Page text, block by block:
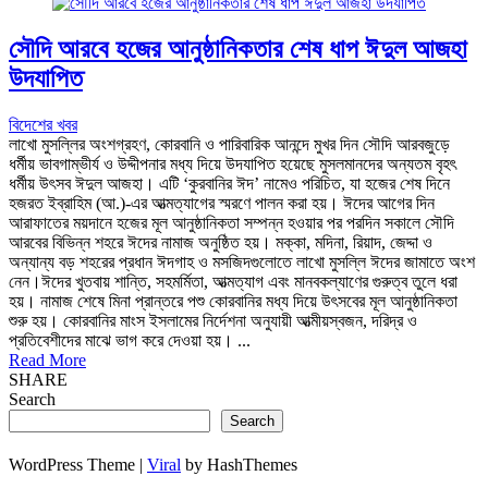
সৌদি আরবে হজের আনুষ্ঠানিকতার শেষ ধাপ ঈদুল আজহা
উদযাপিত
বিদেশের খবর
লাখো মুসল্লির অংশগ্রহণ, কোরবানি ও পারিবারিক আনন্দে মুখর দিন সৌদি আরবজুড়ে
ধর্মীয় ভাবগাম্ভীর্য ও উদ্দীপনার মধ্য দিয়ে উদযাপিত হয়েছে মুসলমানদের অন্যতম বৃহৎ
ধর্মীয় উৎসব ঈদুল আজহা। এটি ‘কুরবানির ঈদ’ নামেও পরিচিত, যা হজের শেষ দিনে
হজরত ইব্রাহিম (আ.)-এর আত্মত্যাগের স্মরণে পালন করা হয়। ঈদের আগের দিন
আরাফাতের ময়দানে হজের মূল আনুষ্ঠানিকতা সম্পন্ন হওয়ার পর পরদিন সকালে সৌদি
আরবের বিভিন্ন শহরে ঈদের নামাজ অনুষ্ঠিত হয়। মক্কা, মদিনা, রিয়াদ, জেদ্দা ও
অন্যান্য বড় শহরের প্রধান ঈদগাহ ও মসজিদগুলোতে লাখো মুসল্লি ঈদের জামাতে অংশ
নেন।ঈদের খুতবায় শান্তি, সহমর্মিতা, আত্মত্যাগ এবং মানবকল্যাণের গুরুত্ব তুলে ধরা
হয়। নামাজ শেষে মিনা প্রান্তরে পশু কোরবানির মধ্য দিয়ে উৎসবের মূল আনুষ্ঠানিকতা
শুরু হয়। কোরবানির মাংস ইসলামের নির্দেশনা অনুযায়ী আত্মীয়স্বজন, দরিদ্র ও
প্রতিবেশীদের মাঝে ভাগ করে দেওয়া হয়। ...
Read More
SHARE
Search
Search
WordPress Theme | Viral by HashThemes